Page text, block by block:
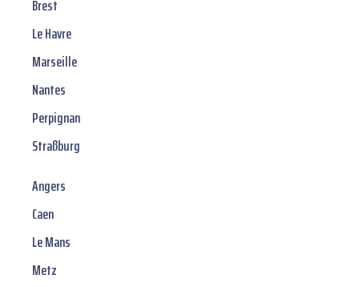
Brest
Le Havre
Marseille
Nantes
Perpignan
Straßburg
Angers
Caen
Le Mans
Metz